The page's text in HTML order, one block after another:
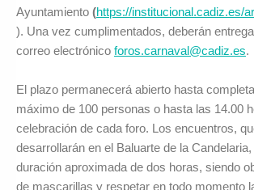
Ayuntamiento (https://institucional.cadiz.es/
). Una vez cumplimentados, deberán
correo electrónico foros.carnaval@cadiz.es.
El plazo permanecerá abierto hasta
máximo de 100 personas o hasta las 14.00
celebración de cada foro. Los encuentros,
desarrollarán en el Baluarte de la
duración aproximada de dos horas, siendo
de mascarillas y respetar en todo momento